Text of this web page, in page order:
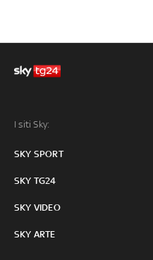
I siti Sky:
SKY SPORT
SKY TG24
SKY VIDEO
SKY ARTE